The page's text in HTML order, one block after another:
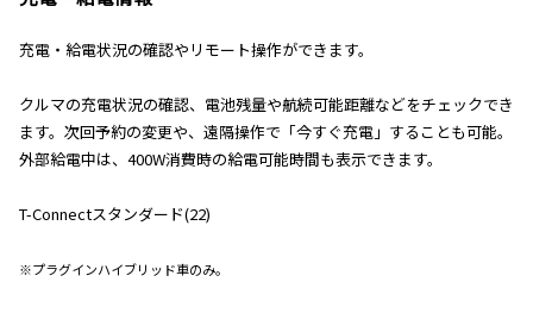
充電・給電状況の確認やリモート操作ができます。
クルマの充電状況の確認、電池残量や航続可能距離などをチェックでき
ます。次回予約の変更や、遠隔操作で「今すぐ充電」することも可能。
外部給電中は、400W消費時の給電可能時間も表示できます。
T-Connectスタンダード(22)
※プラグインハイブリッド車のみ。